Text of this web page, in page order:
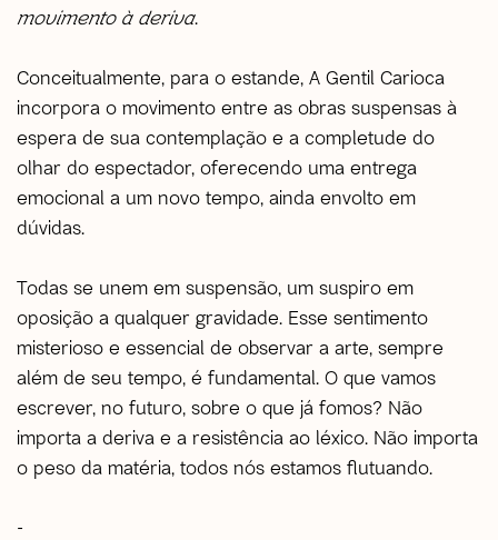
movimento à deriva.
Conceitualmente, para o estande, A Gentil Carioca
incorpora o movimento entre as obras suspensas à
espera de sua contemplação e a completude do
olhar do espectador, oferecendo uma entrega
emocional a um novo tempo, ainda envolto em
dúvidas.
Todas se unem em suspensão, um suspiro em
oposição a qualquer gravidade. Esse sentimento
misterioso e essencial de observar a arte, sempre
além de seu tempo, é fundamental. O que vamos
escrever, no futuro, sobre o que já fomos? Não
importa a deriva e a resistência ao léxico. Não importa
o peso da matéria, todos nós estamos flutuando.
-